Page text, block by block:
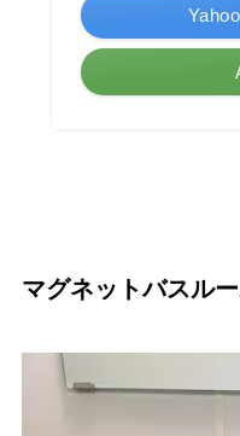
マグネットバスル